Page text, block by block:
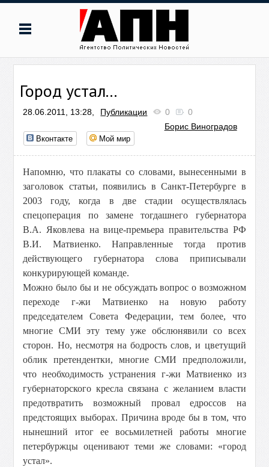
Город устал...
28.06.2011, 13:28, Публикации 0
0
Борис Виноградов
Вконтакте Мой мир
Напомню, что плакаты со словами, вынесенными в
заголовок статьи, появились в Санкт-Петербурге в
2003 году, когда в две стадии осуществлялась
спецоперация по замене тогдашнего губернатора
В.А. Яковлева на вице-премьера правительства РФ
В.И. Матвиенко. Направленные тогда против
действующего губернатора слова приписывали
конкурирующей команде.
Можно было бы и не обсуждать вопрос о возможном
переходе г-жи Матвиенко на новую работу
председателем Совета Федерации, тем более, что
многие СМИ эту тему уже обслюнявили со всех
сторон. Но, несмотря на бодрость слов, и цветущий
облик претендентки, многие СМИ предположили,
что необходимость устранения г-жи Матвиенко из
губернаторского кресла связана с желанием власти
предотвратить возможный провал едроссов на
предстоящих выборах. Причина вроде бы в том, что
нынешний итог ее восьмилетней работы многие
петербуржцы оценивают теми же словами: «город
устал».